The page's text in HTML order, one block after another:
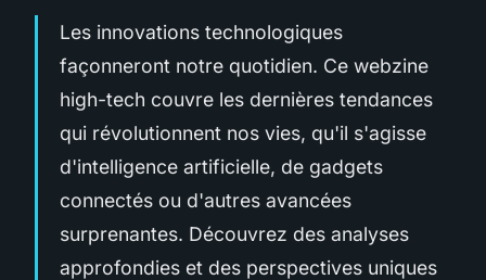
Les innovations technologiques
façonneront notre quotidien. Ce webzine
high-tech couvre les dernières tendances
qui révolutionnent nos vies, qu'il s'agisse
d'intelligence artificielle, de gadgets
connectés ou d'autres avancées
surprenantes. Découvrez des analyses
approfondies et des perspectives uniques